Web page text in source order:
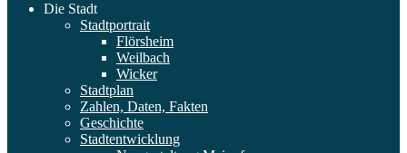
Die Stadt
Stadtportrait
Flörsheim
Weilbach
Wicker
Stadtplan
Zahlen, Daten, Fakten
Geschichte
Stadtentwicklung